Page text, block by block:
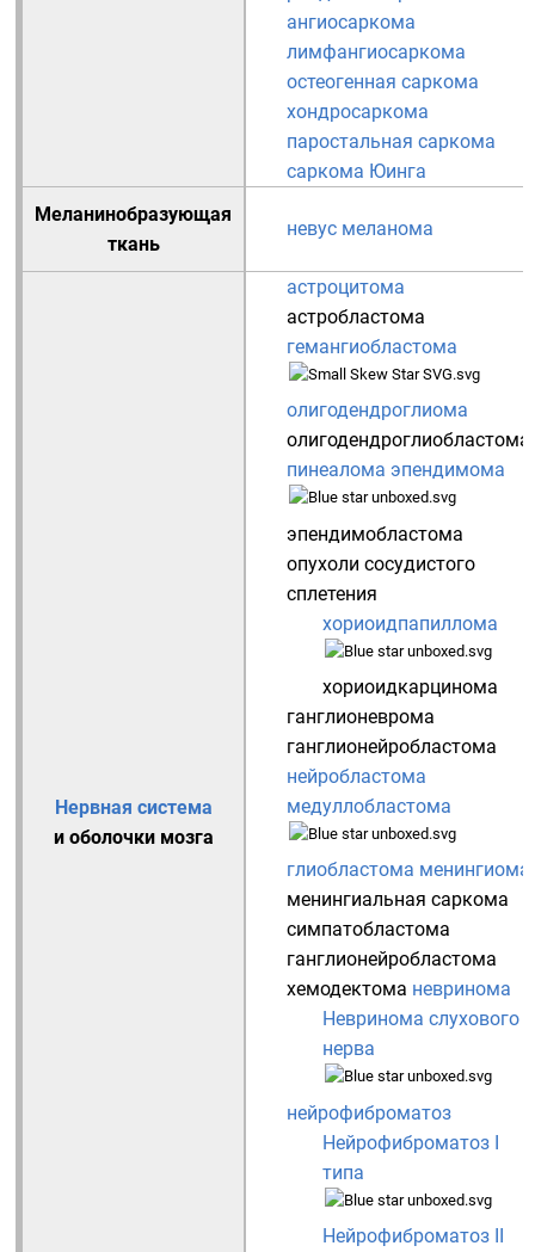
ангиосаркома
лимфангиосаркома
остеогенная саркома
хондросаркома
паростальная саркома
саркома Юинга
Меланинобразующая
ткань
невус меланома
Нервная система
и оболочки мозга
астроцитома
астробластома
гемангиобластома
олигодендроглиома
олигодендроглиобластома
пинеалома эпендимома
эпендимобластома
опухоли сосудистого
сплетения
хориоидпапиллома
хориоидкарцинома
ганглионеврома
ганглионейробластома
нейробластома
медуллобластома
глиобластома менингиома
менингиальная саркома
симпатобластома
ганглионейробластома
хемодектома невринома
Невринома слухового
нерва
нейрофиброматоз
Нейрофиброматоз I
типа
Нейрофиброматоз II